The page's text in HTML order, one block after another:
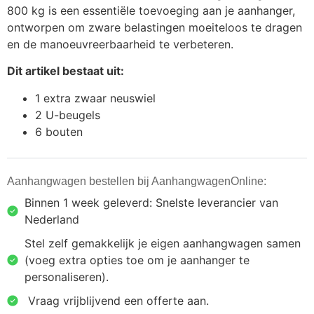
800 kg is een essentiële toevoeging aan je aanhanger,
ontworpen om zware belastingen moeiteloos te dragen
en de manoeuvreerbaarheid te verbeteren.
Dit artikel bestaat uit:
1 extra zwaar neuswiel
2 U-beugels
6 bouten
Aanhangwagen bestellen bij AanhangwagenOnline:
Binnen 1 week geleverd: Snelste leverancier van
Nederland
Stel zelf gemakkelijk je eigen aanhangwagen samen
(voeg extra opties toe om je aanhanger te
personaliseren).
⁠ ⁠Vraag vrijblijvend een offerte aan.